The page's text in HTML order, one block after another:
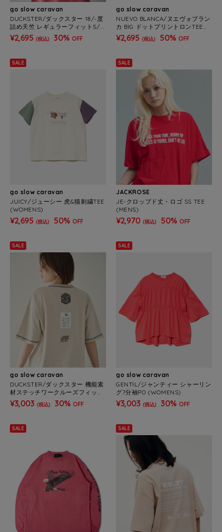
go slow caravan
DUCKSTER/ダックスター 18/-度
詰め天竺 レギュラーフィットS/S
TEE《ロゴ》(MENS)
¥2,695 (税込) 30% OFF
go slow caravan
NUEVO BLANCA/ヌエヴォブラン
カ BIG ドットプリントロンTEE
(WOMENS)
¥2,695 (税込) 50% OFF
SALE
go slow caravan
JUICY/ジューシー 虎&猫刺繍TEE
(WOMENS)
¥2,695 (税込) 50% OFF
SALE
JACKROSE
JE-クロップド丈・ロゴ SS TEE
(MENS)
¥2,970 (税込) 50% OFF
SALE
go slow caravan
DUCKSTER/ダックスター 機能素
材ステッチワークルーズフィット
S/STEE (MENS)
¥3,003 (税込) 30% OFF
SALE
go slow caravan
GENTIL/ジャンティー シャーリン
グ7分袖PO (WOMENS)
¥3,003 (税込) 30% OFF
SALE SALE